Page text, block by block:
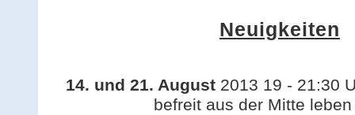
Neuigkeiten
14. und 21. August 2013 19 - 21:30
befreit aus der Mitte